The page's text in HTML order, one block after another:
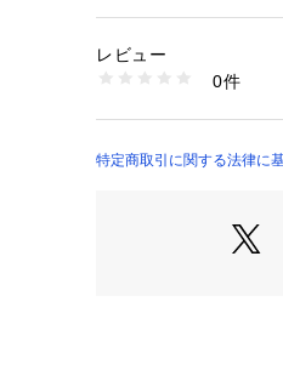
■デザイン
・アクセントを添え
・インナーをレイヤー
・綺麗なフォルムで
洗濯：手洗い 漂白× アイ
干し ウェット非常に弱い
い
6694222320 （ショップ）
レビュー
0件
特定商取引に関する法律に